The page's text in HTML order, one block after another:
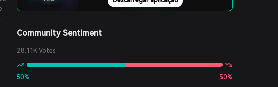
Community Sentiment
28.11K Votes
50% 50%